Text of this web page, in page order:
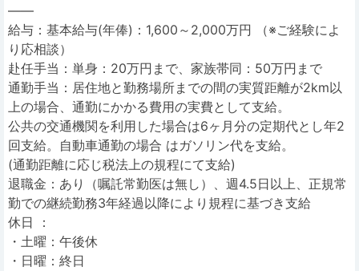
――
給与：基本給与(年俸)：1,600～2,000万円 （※ご経験によ
り応相談）
赴任手当：単身：20万円まで、家族帯同：50万円まで
通勤手当：居住地と勤務場所までの間の実質距離が2km以
上の場合、通勤にかかる費用の実費として支給。
公共の交通機関を利用した場合は6ヶ月分の定期代とし年2
回支給。自動車通勤の場合 はガソリン代を支給。
(通勤距離に応じ税法上の規程にて支給)
退職金：あり（嘱託常勤医は無し）、週4.5日以上、正規常
勤での継続勤務3年経過以降により規程に基づき支給
休日 ：
・土曜：午後休
・日曜：終日